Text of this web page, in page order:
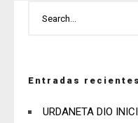
Entradas recientes
URDANETA DIO